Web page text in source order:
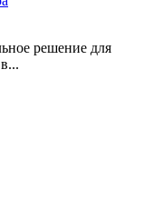
решение для